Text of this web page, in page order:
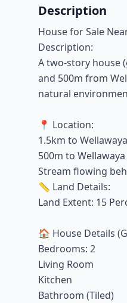
Description
House for Sale
Description:
A two-story house
and 500m from
natural
📍 Location:
1.5km to
500m to
Stream flowing
📏 Land Details:
Land Extent: 15
🏠 House Details
Bedrooms: 2
Living Room
Kitchen
Bathroom (Tiled)